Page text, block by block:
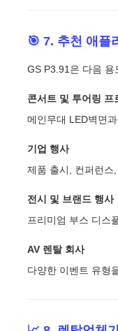
🎯 7. 추천 애플
GS P3.91은 다음 용
콘서트 및 투어링 프
메인무대 LED벽면
기업 행사
제품 출시, 컨퍼런스
전시 및 브랜드 행사
프리미엄 부스 디스
AV 렌탈 회사
다양한 이벤트 유형